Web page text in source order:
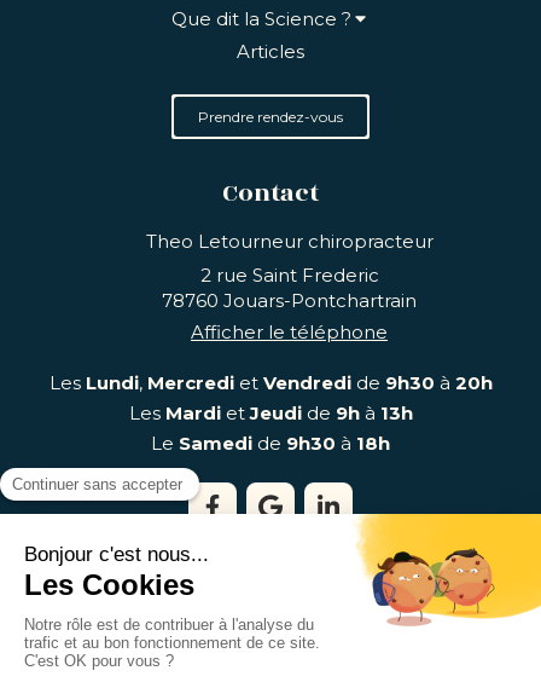
Que dit la Science ?
Articles
Prendre rendez-vous
Contact
Theo Letourneur chiropracteur
2 rue Saint Frederic
78760 Jouars-Pontchartrain
Afficher le téléphone
Les Lundi, Mercrediet Vendredide 9h30 à 20h
Les MardietJeudide 9hà 13h
Le Samedi de 9h30 à 18h
©2018 Theo Letourneur - Chiropracteur Jouars-
Plan du site